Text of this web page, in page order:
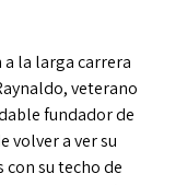
la larga carrera
veterano
fundador de
volver a ver su
su techo de